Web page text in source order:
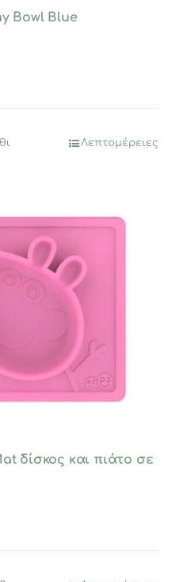
Bowl Blue
Λεπτομέρειες
δίσκος και πιάτο σε